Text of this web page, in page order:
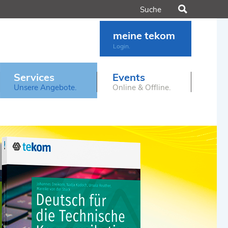
Services
Unsere Angebote.
Events
Online & Offline.
meine tekom
Login.